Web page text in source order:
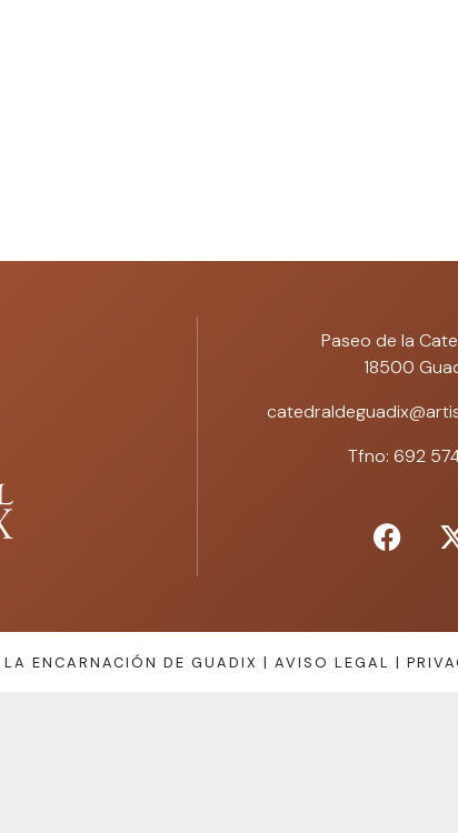
Paseo de la
18500
Tfno: 692
ENCARNACIÓN DE GUADIX | AVISO LEGAL |